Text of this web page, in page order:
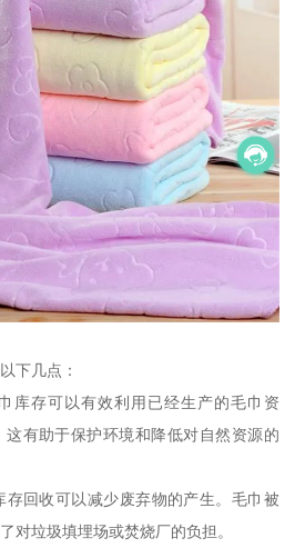
下几点：
库存可以有效利用已经生产的毛巾资
有助于保护环境和降低对自然资源的
存回收可以减少废弃物的产生。毛巾被
对垃圾填埋场或焚烧厂的负担。